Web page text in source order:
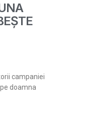
campaniei
doamna